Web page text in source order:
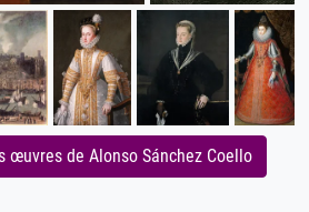
œuvres de Alonso Sánchez Coello